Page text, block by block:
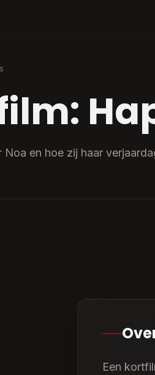
Noa en hoe zij haar
Een